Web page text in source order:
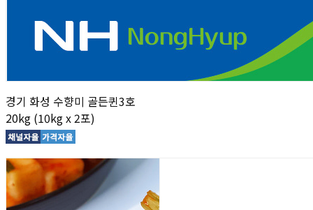
경기 화성 수향미 골든퀸3호
20kg (10kg x 2포)